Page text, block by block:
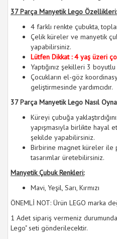
37 Parça Manyetik Lego Özellikleri:
4 farklı renkte çubukta,
Çelik küreler ve manyetik
yapabilirsiniz.
Lütfen Dikkat : 4 yaş üzeri
Yaptığınız şekilleri 3
Çocukların el-göz
geliştirmesinde yardımcıdır.
37 Parça Manyetik Lego Nasıl
Küreyi çubuğa
yapışmasıyla birlikte hayal
şekilde yapabilirsiniz.
Birbirine magnet küreler ile
tasarımlar üretebilirsiniz.
Manyetik Çubuk Renkleri:
Mavi, Yeşil, Sarı, Kırmızı
ÖNEMLİ NOT: Ürün LEGO marka
1 Adet sipariş vermeniz
Lego" seti gönderilecektir.